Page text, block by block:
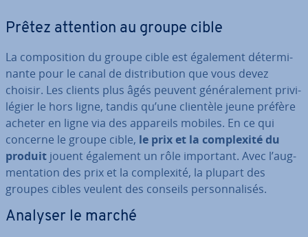
Prêtez attention au groupe cible
La com­po­si­tion du groupe cible est également dé­ter­mi­
nante pour le canal de dis­tri­bu­tion que vous devez
choisir. Les clients plus âgés peuvent gé­né­ra­le­ment pri­vi­
lé­gier le hors ligne, tandis qu’une clientèle jeune préfère
acheter en ligne via des appareils mobiles. En ce qui
concerne le groupe cible, le prix et la com­plexité du
produit jouent également un rôle important. Avec l’aug­
men­ta­tion des prix et la com­plexité, la plupart des
groupes cibles veulent des conseils per­son­na­li­sés.
Analyser le marché